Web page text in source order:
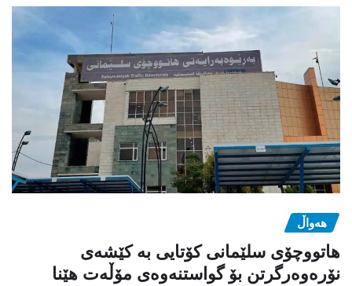
هەواڵ
هاتووچۆی سلێمانی کۆتایی بە کێشەی
نۆرەوەرگرتن بۆ گواستنەوەی مۆڵەت هێنا